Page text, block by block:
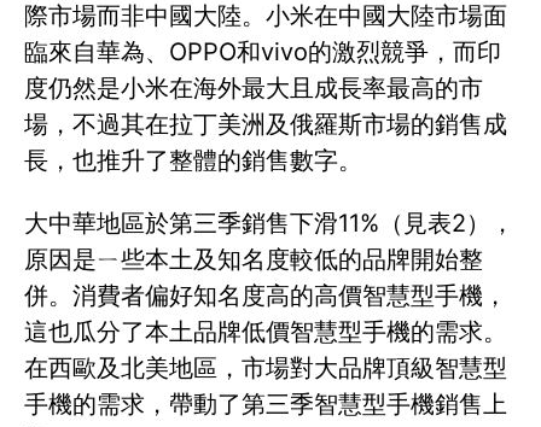
際市場而非中國大陸。小米在中國大陸市場面
臨來自華為、OPPO和vivo的激烈競爭，而印
度仍然是小米在海外最大且成長率最高的市
場，不過其在拉丁美洲及俄羅斯市場的銷售成
長，也推升了整體的銷售數字。
大中華地區於第三季銷售下滑11%（見表2），
原因是ㄧ些本土及知名度較低的品牌開始整
併。消費者偏好知名度高的高價智慧型手機，
這也瓜分了本土品牌低價智慧型手機的需求。
在西歐及北美地區，市場對大品牌頂級智慧型
手機的需求，帶動了第三季智慧型手機銷售上